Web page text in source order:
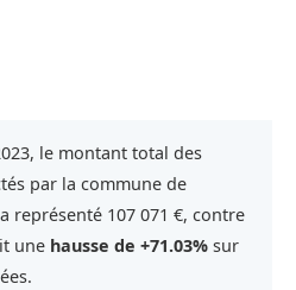
le montant total des
par la commune de
représenté 107 071 €, contre
une hausse de +71.03% sur